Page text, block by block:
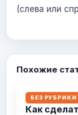
(слева или
Похожие
БЕЗ РУБРИКИ
Как